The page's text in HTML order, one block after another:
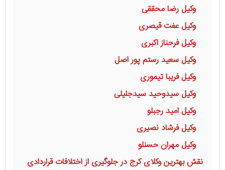
وکیل رضا محققی
وکیل عفت قیصری
وکیل فرحناز اکبری
وکیل سعید رستم پور اصل
وکیل فریبا تیموری
وکیل سیدوحید سیدجلیلی
وکیل امید رجبلو
وکیل فرشاد نصیری
وکیل مهران حسنلو
نقش بهترین وکلای کرج در جلوگیری از اختلافات قراردادی